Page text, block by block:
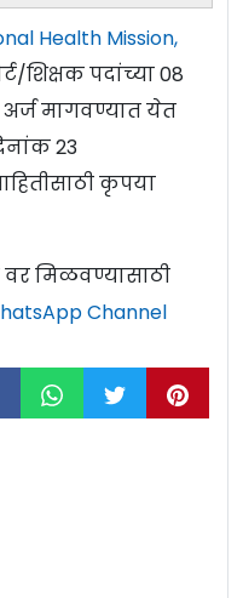
Health Mission,
शिक्षक पदांच्या 08
अर्ज मागवण्यात येत
23
कृपया
वर मिळवण्यासाठी
Channel